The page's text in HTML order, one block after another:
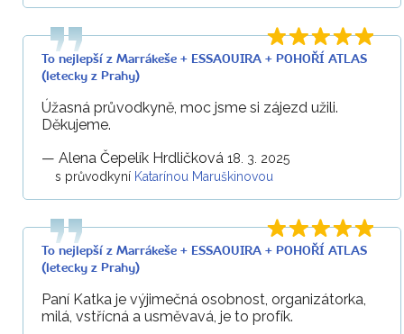
To nejlepší z Marrákeše + ESSAOUIRA + POHOŘÍ ATLAS
(letecky z Prahy)
Úžasná průvodkyně, moc jsme si zájezd užili.
Děkujeme.
— Alena Čepelík Hrdličková 18. 3. 2025
s průvodkyní Katarínou Maruškinovou
To nejlepší z Marrákeše + ESSAOUIRA + POHOŘÍ ATLAS
(letecky z Prahy)
Paní Katka je výjimečná osobnost, organizátorka,
milá, vstřícná a usměvavá, je to profík.